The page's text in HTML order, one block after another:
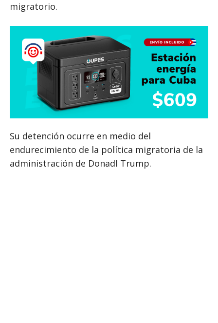
migratorio.
Su detención ocurre en medio del
endurecimiento de la política migratoria de la
administración de Donadl Trump.